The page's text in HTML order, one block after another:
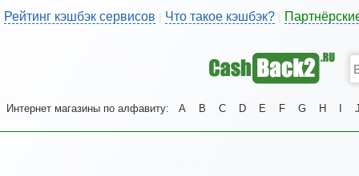
Рейтинг кэшбэк сервисов | Что такое кэшбэк?
Интернет магазины по алфавиту: A B C D E F G H